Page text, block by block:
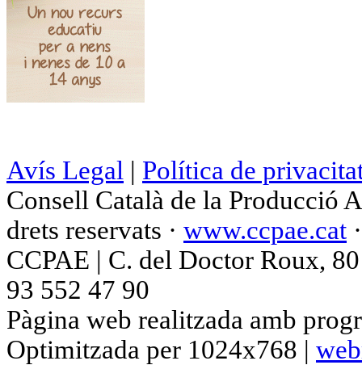
Avís Legal | Política de
Consell Català de la Producció
drets reservats · www.ccpae.cat
CCPAE | C. del Doctor Roux,
93 552 47 90
Pàgina web realitzada amb
Optimitzada per 1024x768 |